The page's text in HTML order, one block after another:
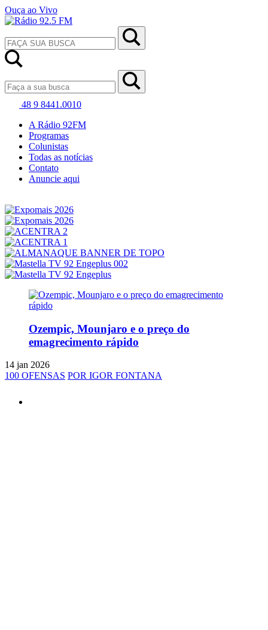
Ouça ao Vivo
48 9 8441.0010
A Rádio 92FM
Programas
Colunistas
Todas as notícias
Contato
Anuncie aqui
Ozempic, Mounjaro e o preço do
emagrecimento rápido
14 jan 2026
100 OFENSAS POR IGOR FONTANA